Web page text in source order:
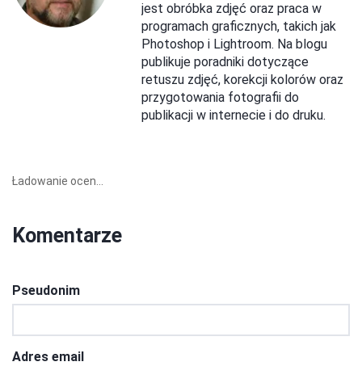
jest obróbka zdjęć oraz praca w
programach graficznych, takich jak
Photoshop i Lightroom. Na blogu
publikuje poradniki dotyczące
retuszu zdjęć, korekcji kolorów oraz
przygotowania fotografii do
publikacji w internecie i do druku.
Ładowanie ocen...
Komentarze
Pseudonim
Adres email